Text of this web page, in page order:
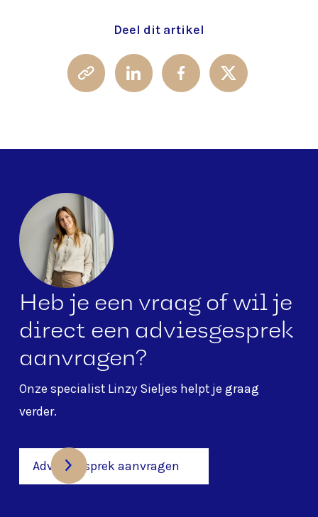
Deel dit artikel
Heb je een vraag of wil je
direct een adviesgesprek
aanvragen?
Onze specialist Linzy Sieljes helpt je graag
verder.
Adviesgesprek aanvragen